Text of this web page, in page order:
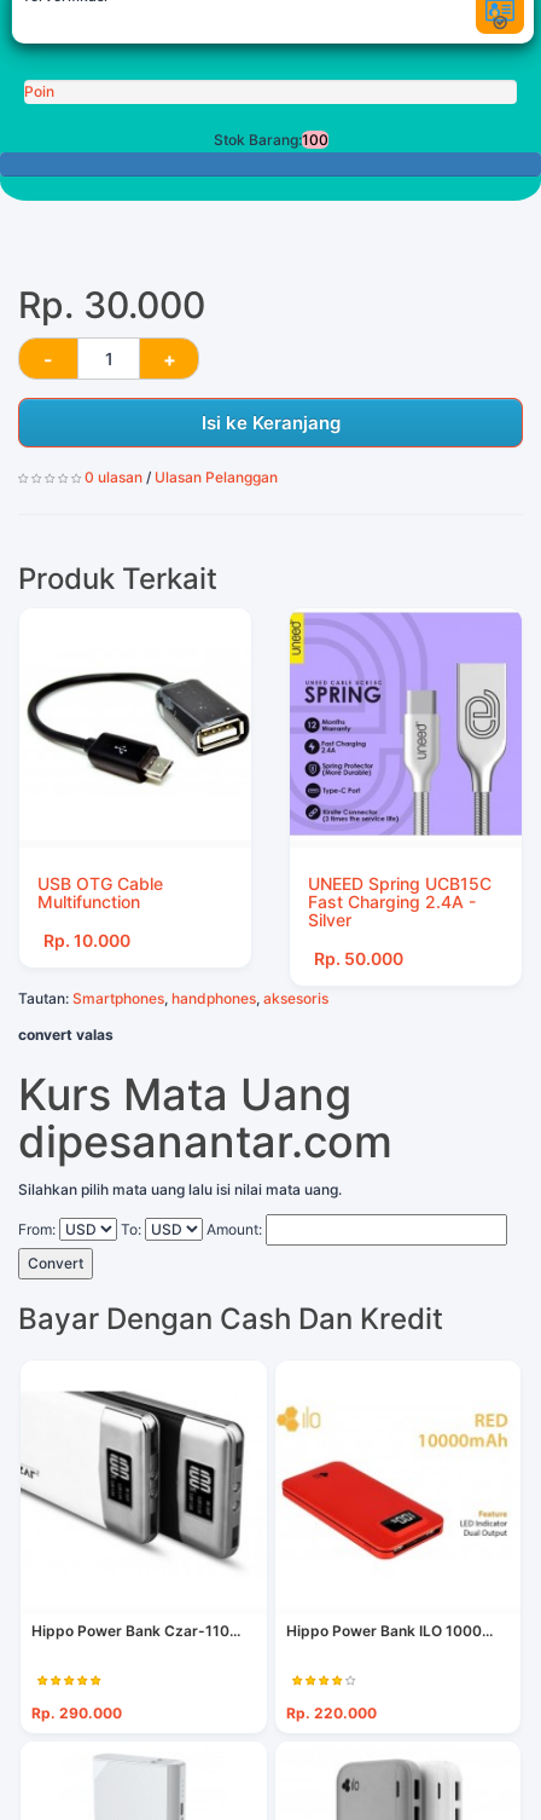
Poin
Stok Barang:100
Rp. 30.000
Isi ke Keranjang
0 ulasan / Ulasan Pelanggan
Produk Terkait
USB OTG Cable
Multifunction
Rp. 10.000
UNEED Spring UCB15C
Fast Charging 2.4A -
Silver
Rp. 50.000
Tautan: Smartphones, handphones, aksesoris
convert valas
Kurs Mata Uang
dipesanantar.com
Silahkan pilih mata uang lalu isi nilai mata uang.
From: To:
Amount:
Convert
Bayar Dengan Cash Dan Kredit
Hippo Power Bank Czar-110...
Rp. 290.000
Hippo Power Bank ILO 1000...
Rp. 220.000